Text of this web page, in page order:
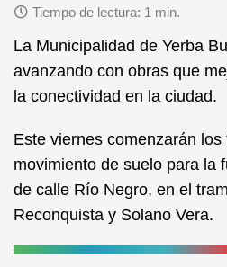
c
e
b
o
o
k
at
s
A
p
p
La Municipalidad de Yerba
avanzando con obras que
la conectividad en la ciudad.
Este viernes comenzarán los
movimiento de suelo para la
de calle Río Negro, en el
Reconquista y Solano Vera.